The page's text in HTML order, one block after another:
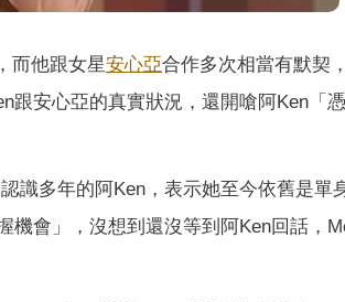
而他跟女星安心亞合作多次相當有默契
跟安心亞的真實狀況，還開嗆阿Ken「
識多年的阿Ken，表示她至今依舊是單
機會」，沒想到還沒等到阿Ken回話，